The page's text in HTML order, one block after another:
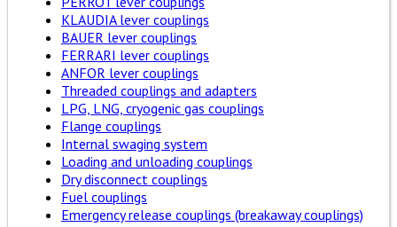
KLAUDIA lever couplings
BAUER lever couplings
FERRARI lever couplings
ANFOR lever couplings
Threaded couplings and adapters
LPG, LNG, cryogenic gas couplings
Flange couplings
Internal swaging system
Loading and unloading couplings
Dry disconnect couplings
Fuel couplings
Emergency release couplings (breakaway couplings)